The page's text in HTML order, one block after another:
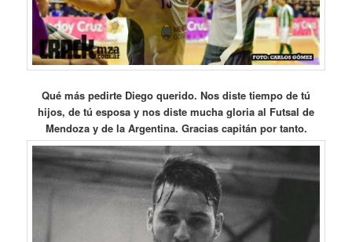
Qué más pedirte Diego querido. Nos diste tiempo de tú
hijos, de tú esposa y nos diste mucha gloria al Futsal de
Mendoza y de la Argentina. Gracias capitán por tanto.